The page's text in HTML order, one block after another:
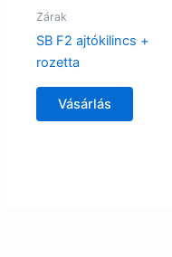
Zárak
SB F2 ajtókilincs +
rozetta
Vásárlás